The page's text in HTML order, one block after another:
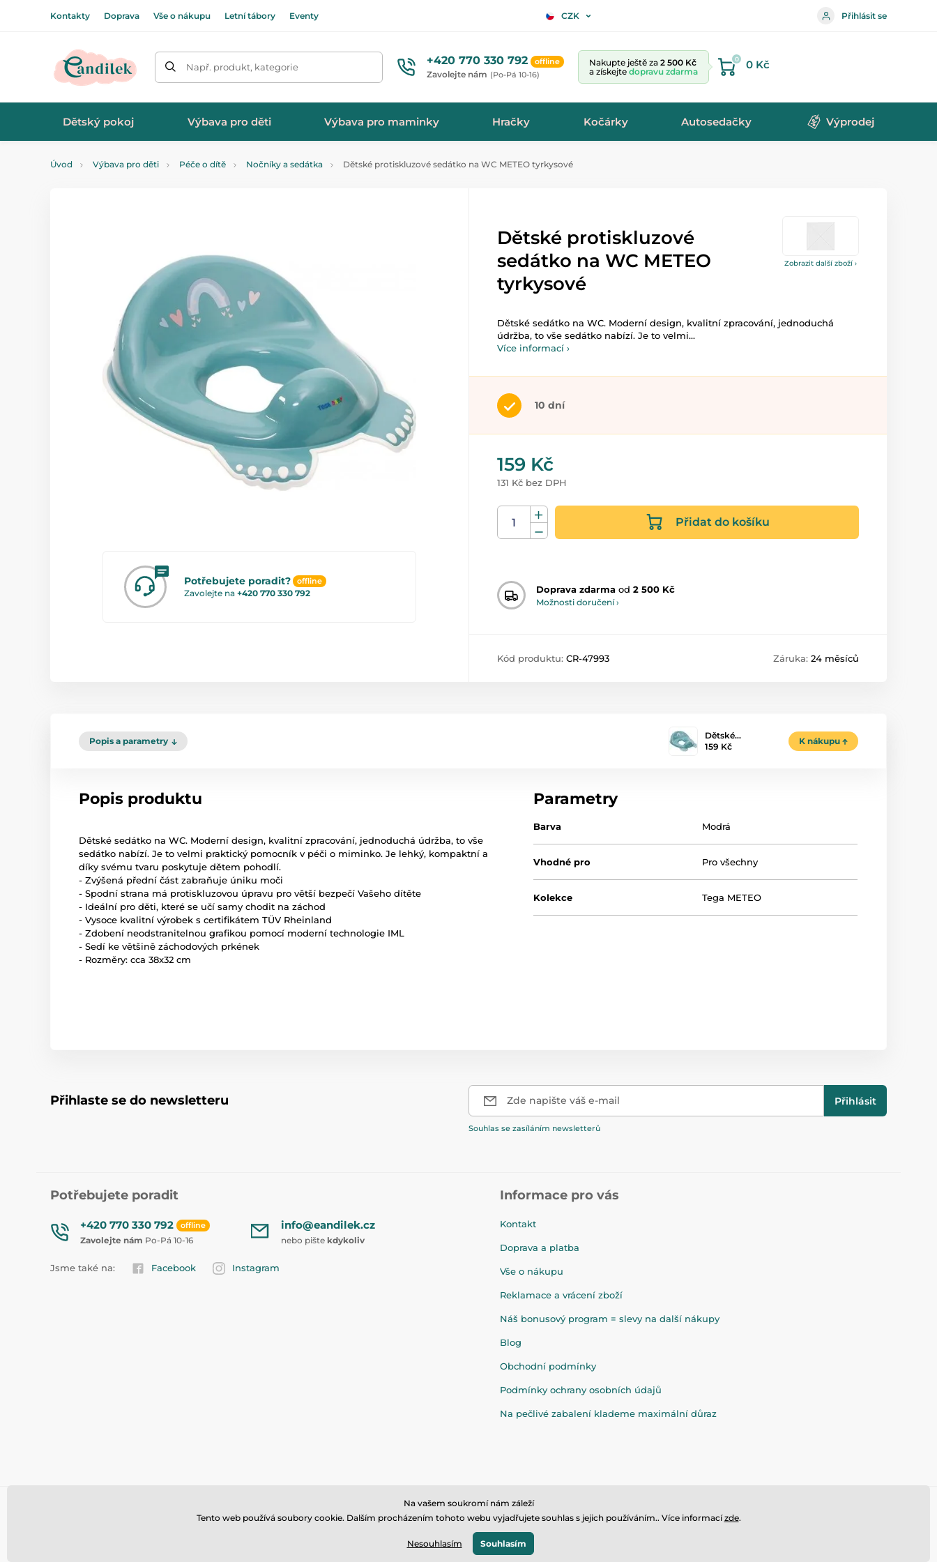
Kontakty Doprava Vše o nákupu Letní tábory Eventy CZK Přihlásit se
Např. produkt, kategorie +420 770 330 792 offline
Zavolejte nám (Po-Pá 10-16)
Nakupte ještě za 2 500 Kč
a získejte dopravu zdarma
0 0 Kč
Dětský pokoj Výbava pro děti Výbava pro maminky Hračky Kočárky Autosedačky Výprodej
Úvod Výbava pro děti Péče o dítě Nočníky a sedátka Dětské protiskluzové sedátko na WC METEO tyrkysové
Zobrazit další zboží ›
Potřebujete poradit? offline
Zavolejte na +420 770 330 792
Dětské protiskluzové
sedátko na WC METEO
tyrkysové
Dětské sedátko na WC. Moderní design, kvalitní zpracování, jednoduchá
údržba, to vše sedátko nabízí. Je to velmi...
Více informací ›
10 dní
159 Kč
131 Kč bez DPH
Přidat do košíku
Doprava zdarma od 2 500 Kč
Možnosti doručení ›
Kód produktu: CR-47993 Záruka: 24 měsíců
Popis a parametry
Dětské…
159 Kč
K nákupu
Popis produktu
Dětské sedátko na WC. Moderní design, kvalitní zpracování, jednoduchá údržba, to vše
sedátko nabízí. Je to velmi praktický pomocník v péči o miminko. Je lehký, kompaktní a
díky svému tvaru poskytuje dětem pohodlí.
- Zvýšená přední část zabraňuje úniku moči
- Spodní strana má protiskluzovou úpravu pro větší bezpečí Vašeho dítěte
- Ideální pro děti, které se učí samy chodit na záchod
- Vysoce kvalitní výrobek s certifikátem TÜV Rheinland
- Zdobení neodstranitelnou grafikou pomocí moderní technologie IML
- Sedí ke většině záchodových prkének
- Rozměry: cca 38x32 cm
Parametry
Barva Modrá
Vhodné pro Pro všechny
Kolekce Tega METEO
Přihlaste se do newsletteru Zde napište váš e-mail Přihlásit
Souhlas se zasíláním newsletterů
Potřebujete poradit
+420 770 330 792 offline
Zavolejte nám Po-Pá 10-16
info@eandilek.cz
nebo pište kdykoliv
Jsme také na: Facebook Instagram
Informace pro vás
Kontakt
Doprava a platba
Vše o nákupu
Reklamace a vrácení zboží
Náš bonusový program = slevy na další nákupy
Blog
Obchodní podmínky
Podmínky ochrany osobních údajů
Na pečlivé zabalení klademe maximální důraz
© 2026 www.eandilek.cz ⦁ E-shop vytvořilaSIMPLIA.cz
Na vašem soukromí nám záleží
Tento web používá soubory cookie. Dalším procházením tohoto webu vyjadřujete souhlas s jejich používáním.. Více informacízde.
Nesouhlasím Souhlasím